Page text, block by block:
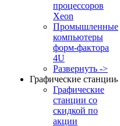
процессоров
Xeon
Промышленные
компьютеры
форм-фактора
4U
Развернуть ->
Графические станции
Графические
станции со
скидкой по
акции